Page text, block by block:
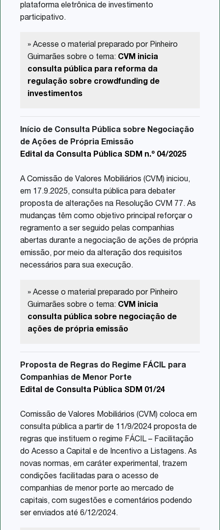
plataforma eletrônica de investimento
participativo.
» Acesse o material preparado por Pinheiro
Guimarães sobre o tema: CVM inicia
consulta pública para reforma da
regulação sobre crowdfunding de
investimentos
Início de Consulta Pública sobre Negociação
de Ações de Própria Emissão
Edital da Consulta Pública SDM n.º 04/2025
A Comissão de Valores Mobiliários (CVM) iniciou,
em 17.9.2025, consulta pública para debater
proposta de alterações na Resolução CVM 77. As
mudanças têm como objetivo principal reforçar o
regramento a ser seguido pelas companhias
abertas durante a negociação de ações de própria
emissão, por meio da alteração dos requisitos
necessários para sua execução.
» Acesse o material preparado por Pinheiro
Guimarães sobre o tema: CVM inicia
consulta pública sobre negociação de
ações de própria emissão
Proposta de Regras do Regime FÁCIL para
Companhias de Menor Porte
Edital de Consulta Pública SDM 01/24
Comissão de Valores Mobiliários (CVM) coloca em
consulta pública a partir de 11/9/2024 proposta de
regras que instituem o regime FÁCIL – Facilitação
do Acesso a Capital e de Incentivo a Listagens. As
novas normas, em caráter experimental, trazem
condições facilitadas para o acesso de
companhias de menor porte ao mercado de
capitais, com sugestões e comentários podendo
ser enviados até 6/12/2024.